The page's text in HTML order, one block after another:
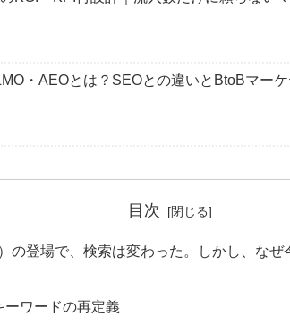
・AEOとは？SEOとの違いとBtoBマー
目次
の登場で、検索は変わった。しかし、な
ーワードの再定義